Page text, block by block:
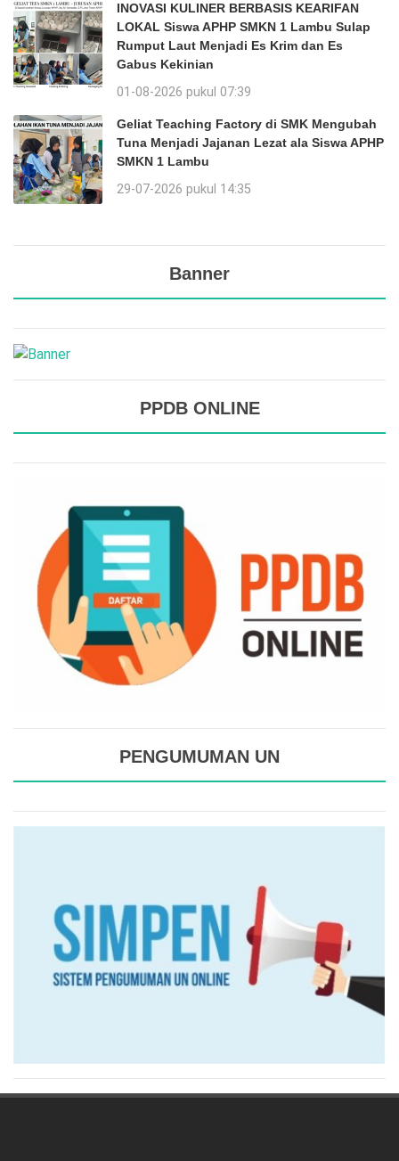
INOVASI KULINER BERBASIS KEARIFAN
LOKAL Siswa APHP SMKN 1 Lambu Sulap
Rumput Laut Menjadi Es Krim dan Es
Gabus Kekinian
01-08-2026 pukul 07:39
Geliat Teaching Factory di SMK Mengubah
Tuna Menjadi Jajanan Lezat ala Siswa APHP
SMKN 1 Lambu
29-07-2026 pukul 14:35
Banner
PPDB ONLINE
PENGUMUMAN UN